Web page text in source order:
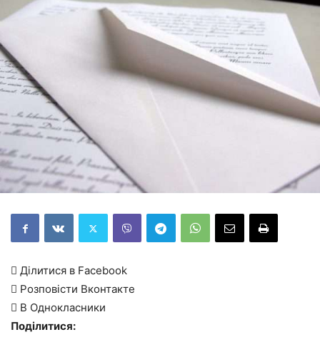
 Ділитися в Facebook
 Розповісти Вконтакте
 В Однокласники
Поділитися: